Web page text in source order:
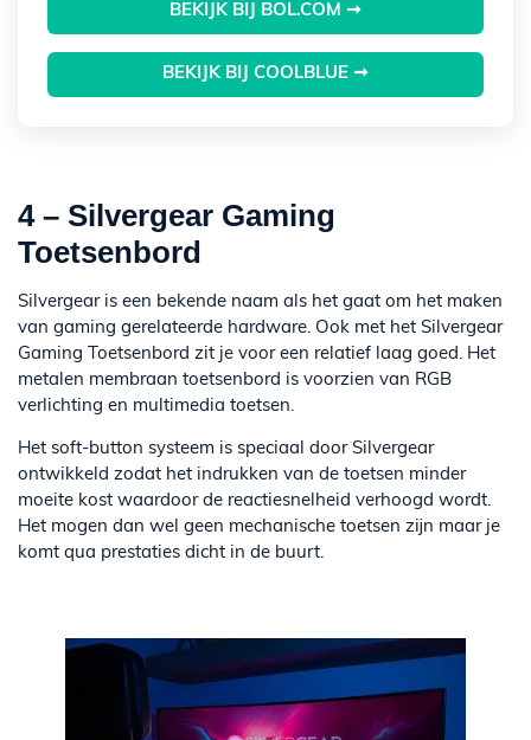
BEKIJK BIJ BOL.COM ➞
BEKIJK BIJ COOLBLUE ➞
4 – Silvergear Gaming
Toetsenbord
Silvergear is een bekende naam als het gaat om het maken
van gaming gerelateerde hardware. Ook met het Silvergear
Gaming Toetsenbord zit je voor een relatief laag goed. Het
metalen membraan toetsenbord is voorzien van RGB
verlichting en multimedia toetsen.
Het soft-button systeem is speciaal door Silvergear
ontwikkeld zodat het indrukken van de toetsen minder
moeite kost waardoor de reactiesnelheid verhoogd wordt.
Het mogen dan wel geen mechanische toetsen zijn maar je
komt qua prestaties dicht in de buurt.